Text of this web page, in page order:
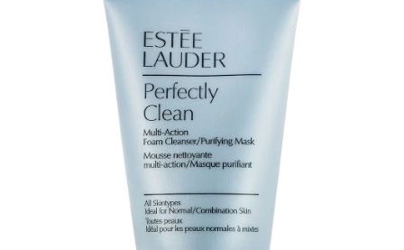
Mã khuyến mãi: